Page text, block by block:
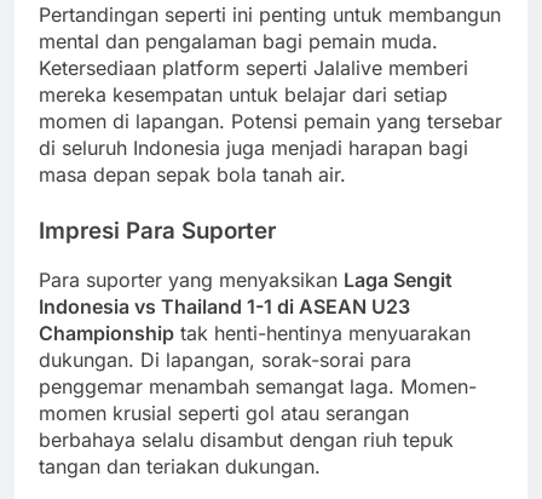
Pertandingan seperti ini penting untuk membangun
mental dan pengalaman bagi pemain muda.
Ketersediaan platform seperti Jalalive memberi
mereka kesempatan untuk belajar dari setiap
momen di lapangan. Potensi pemain yang tersebar
di seluruh Indonesia juga menjadi harapan bagi
masa depan sepak bola tanah air.
Impresi Para Suporter
Para suporter yang menyaksikan Laga Sengit
Indonesia vs Thailand 1-1 di ASEAN U23
Championship tak henti-hentinya menyuarakan
dukungan. Di lapangan, sorak-sorai para
penggemar menambah semangat laga. Momen-
momen krusial seperti gol atau serangan
berbahaya selalu disambut dengan riuh tepuk
tangan dan teriakan dukungan.